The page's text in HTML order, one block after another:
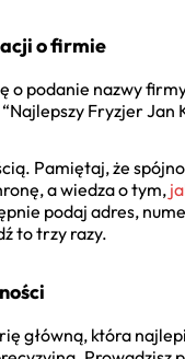
o firmie
o podanie nazwy
Fryzjer
Pamiętaj, że
a wiedza o tym,
podaj adres,
to trzy razy.
główną, która